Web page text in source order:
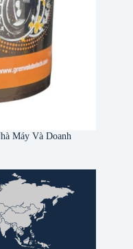
Máy Và Doanh